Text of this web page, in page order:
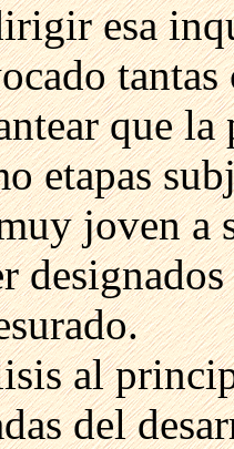
esa
que
etapas
joven a
al
del